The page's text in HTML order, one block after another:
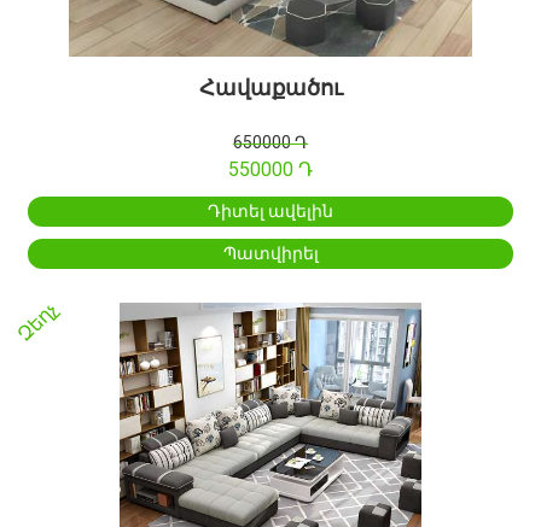
Հավաքածու
650000 Դ
550000 Դ
Դիտել ավելին
Պատվիրել
Զեղչ